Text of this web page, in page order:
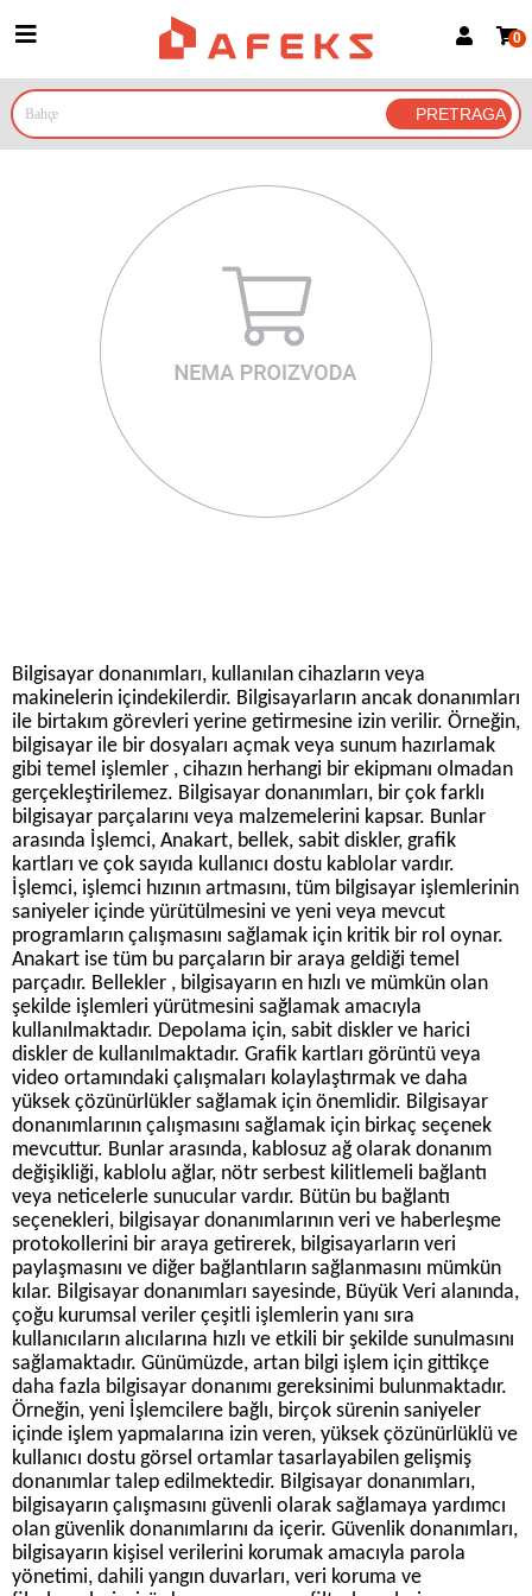
Prijava za članove
Prijavite se Google nalogom
0
Bilgisayar donanımları, kullanılan cihazların veya
makinelerin içindekilerdir. Bilgisayarların ancak donanımları
ile birtakım görevleri yerine getirmesine izin verilir. Örneğin,
bilgisayar ile bir dosyaları açmak veya sunum hazırlamak
gibi temel işlemler , cihazın herhangi bir ekipmanı olmadan
gerçekleştirilemez. Bilgisayar donanımları, bir çok farklı
bilgisayar parçalarını veya malzemelerini kapsar. Bunlar
arasında İşlemci, Anakart, bellek, sabit diskler, grafik
kartları ve çok sayıda kullanıcı dostu kablolar vardır.
İşlemci, işlemci hızının artmasını, tüm bilgisayar işlemlerinin
saniyeler içinde yürütülmesini ve yeni veya mevcut
programların çalışmasını sağlamak için kritik bir rol oynar.
Anakart ise tüm bu parçaların bir araya geldiği temel
parçadır. Bellekler , bilgisayarın en hızlı ve mümkün olan
şekilde işlemleri yürütmesini sağlamak amacıyla
kullanılmaktadır. Depolama için, sabit diskler ve harici
diskler de kullanılmaktadır. Grafik kartları görüntü veya
video ortamındaki çalışmaları kolaylaştırmak ve daha
yüksek çözünürlükler sağlamak için önemlidir. Bilgisayar
donanımlarının çalışmasını sağlamak için birkaç seçenek
mevcuttur. Bunlar arasında, kablosuz ağ olarak donanım
değişikliği, kablolu ağlar, nötr serbest kilitlemeli bağlantı
veya neticelerle sunucular vardır. Bütün bu bağlantı
seçenekleri, bilgisayar donanımlarının veri ve haberleşme
protokollerini bir araya getirerek, bilgisayarların veri
paylaşmasını ve diğer bağlantıların sağlanmasını mümkün
kılar. Bilgisayar donanımları sayesinde, Büyük Veri alanında,
çoğu kurumsal veriler çeşitli işlemlerin yanı sıra
kullanıcıların alıcılarına hızlı ve etkili bir şekilde sunulmasını
sağlamaktadır. Günümüzde, artan bilgi işlem için gittikçe
daha fazla bilgisayar donanımı gereksinimi bulunmaktadır.
Örneğin, yeni İşlemcilere bağlı, birçok sürenin saniyeler
içinde işlem yapmalarına izin veren, yüksek çözünürlüklü ve
kullanıcı dostu görsel ortamlar tasarlayabilen gelişmiş
donanımlar talep edilmektedir. Bilgisayar donanımları,
bilgisayarın çalışmasını güvenli olarak sağlamaya yardımcı
olan güvenlik donanımlarını da içerir. Güvenlik donanımları,
bilgisayarın kişisel verilerini korumak amacıyla parola
yönetimi, dahili yangın duvarları, veri koruma ve